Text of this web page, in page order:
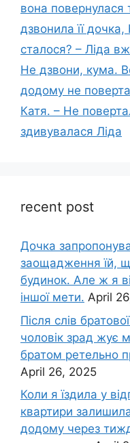
вона повернулася
дзвонила її
сталося? – Ліда
Не дзвони, кума.
додому не
Катя. – Не
здивувалася Ліда
recent post
Дочка
заощадження їй,
будинок. Але ж я
іншої мети. April
Після слів
чоловік зpад жує
братом ретельно
April 26, 2025
Коли я їздила у
квартири
додому через